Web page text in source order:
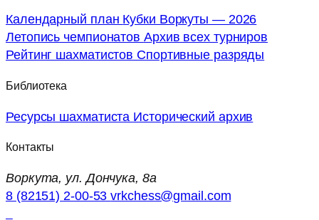
Календарный план Кубки Воркуты — 2026
Летопись чемпионатов Архив всех турниров
Рейтинг шахматистов Спортивные разряды
Библиотека
Ресурсы шахматиста Исторический архив
Контакты
Воркута, ул. Дончука, 8а
8 (82151) 2-00-53vrkchess@gmail.com